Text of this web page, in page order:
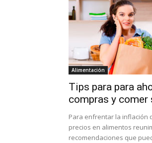
Alimentación
Tips para para
compras y comer
Para enfrentar la inflación
precios en alimentos
recomendaciones que